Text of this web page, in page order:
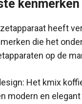
kenmerken
heeft
die het
op de
Het kmix
modern en